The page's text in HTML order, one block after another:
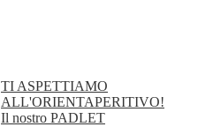
TI ASPETTIAMO
ALL'ORIENTAPERITIVO!
Il nostro PADLET